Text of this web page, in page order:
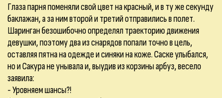
Глаза парня поменяли свой цвет на красный, и в ту же секунду
баклажан, а за ним второй и третий отправились в полет.
Шаринган безошибочно определял траекторию движения
девушки, поэтому два из снарядов попали точно в цель,
оставляя пятна на одежде и синяки на коже. Саске улыбался,
но и Сакура не унывала и, выудив из корзины арбуз, весело
заявила:
- Уровняем шансы?!